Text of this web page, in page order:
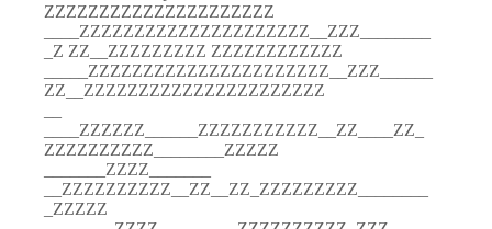
ZZZZZZZZZZZZZZZZZZZZZ
____ZZZZZZZZZZZZZZZZZZZZZ__ZZZ________
_Z ZZ__ZZZZZZZZZ ZZZZZZZZZZZZ
_____ZZZZZZZZZZZZZZZZZZZZZZ__ZZZ______
ZZ__ZZZZZZZZZZZZZZZZZZZZZZ
____ZZZZZZ______ZZZZZZZZZZZ__ZZ____ZZ_
ZZZZZZZZZZ________ZZZZZ
_______ZZZZ_______
__ZZZZZZZZZZ__ZZ__ZZ_ZZZZZZZZZ________
_ZZZZZ